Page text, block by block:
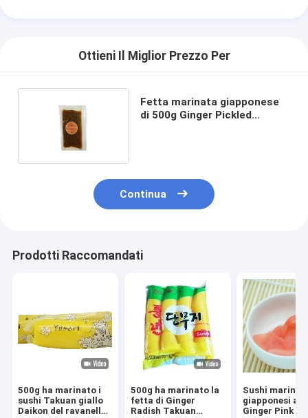
Ottieni Il Miglior Prezzo Per
Fetta marinata giapponese
di 500g Ginger Pickled
Continua
Prodotti Raccomandati
500g ha marinato i
sushi Takuan giallo
Daikon del ravanello
500g ha marinato la
fetta di Ginger
Radish Takuan
Sushi
giapponesi
Ginger Pink &